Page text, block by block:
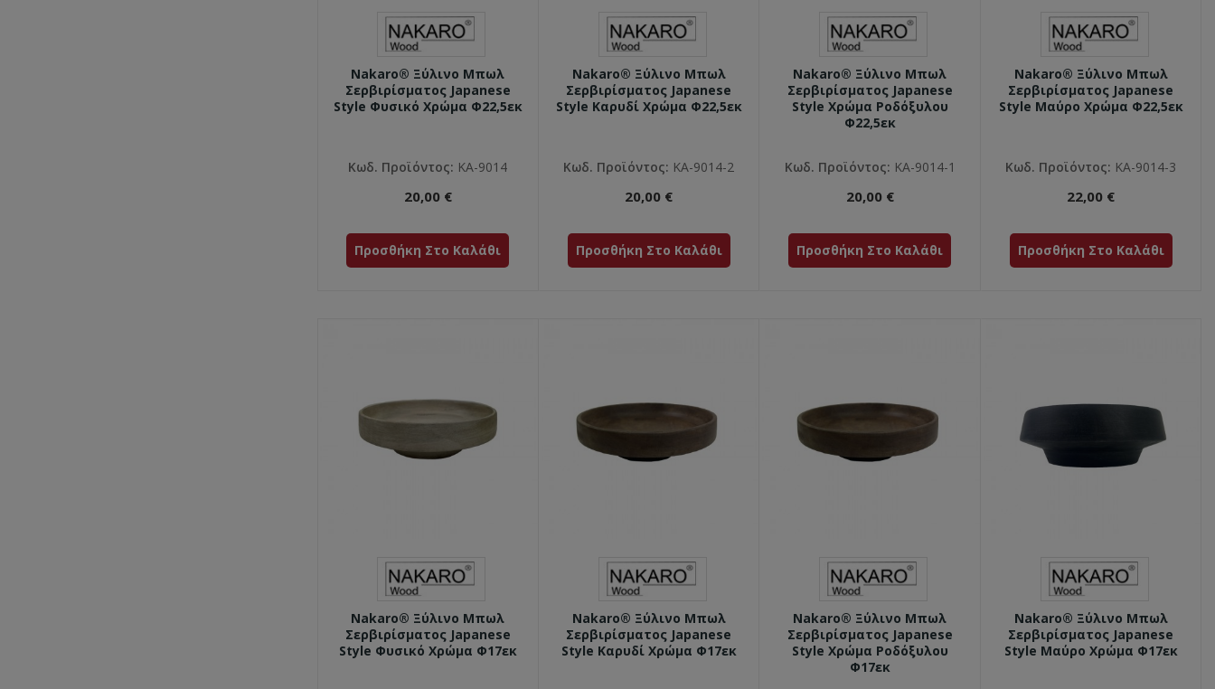
Nakaro® Ξύλινο Μπωλ
Σερβιρίσματος Japanese
Style Φυσικό Χρώμα Φ22,5εκ
Κωδ. Προϊόντος: ΚΑ-9014
20,00 €
Προσθήκη Στο Καλάθι
Nakaro® Ξύλινο Μπωλ
Σερβιρίσματος Japanese
Style Καρυδί Χρώμα Φ22,5εκ
Κωδ. Προϊόντος: ΚΑ-9014-2
20,00 €
Προσθήκη Στο Καλάθι
Nakaro® Ξύλινο Μπωλ
Σερβιρίσματος Japanese
Style Χρώμα Ροδόξυλου
Φ22,5εκ
Κωδ. Προϊόντος: ΚΑ-9014-1
20,00 €
Προσθήκη Στο Καλάθι
Nakaro® Ξύλινο Μπωλ
Σερβιρίσματος Japanese
Style Μαύρο Χρώμα Φ22,5εκ
Κωδ. Προϊόντος: ΚΑ-9014-3
22,00 €
Προσθήκη Στο Καλάθι
Nakaro® Ξύλινο Μπωλ
Σερβιρίσματος Japanese
Style Φυσικό Χρώμα Φ17εκ
Nakaro® Ξύλινο Μπωλ
Σερβιρίσματος Japanese
Style Καρυδί Χρώμα Φ17εκ
Nakaro® Ξύλινο Μπωλ
Σερβιρίσματος Japanese
Style Χρώμα Ροδόξυλου
Φ17εκ
Nakaro® Ξύλινο Μπωλ
Σερβιρίσματος Japanese
Style Μαύρο Χρώμα Φ17εκ